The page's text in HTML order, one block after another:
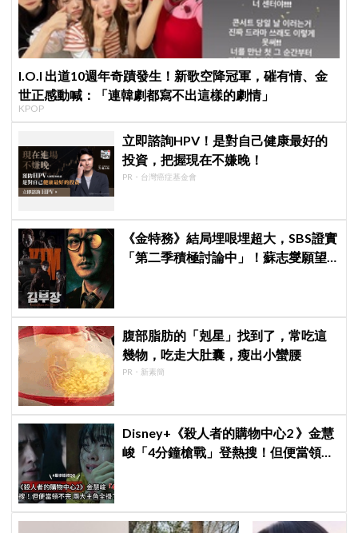
I.O.I 出道10週年奇蹟發生！新歌空降冠軍，磪有情、金
世正感動喊：「連韓劇都寫不出這樣的劇情」
KPOP
立即諮詢HPV！是對自己健康最好的
投資，把握現在不嫌晚！
PR・台灣癌症基金會
《金特務》結局埋哏埋超大，SBS證實
「第二季積極討論中」！蘇志燮願望
腹部脂肪的「剋星」找到了，常吃這
幾物，吃走大肚囊，瘦出小蠻腰
PR・新素簡
Disney+《殺人者的購物中心2 》金慧
峻「4分鐘槍戰」登熱搜！但便當領不